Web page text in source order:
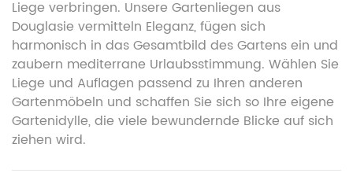
Liege verbringen. Unsere Gartenliegen aus
Douglasie vermitteln Eleganz, fügen sich
harmonisch in das Gesamtbild des Gartens ein und
zaubern mediterrane Urlaubsstimmung. Wählen Sie
Liege und Auflagen passend zu Ihren anderen
Gartenmöbeln und schaffen Sie sich so Ihre eigene
Gartenidylle, die viele bewundernde Blicke auf sich
ziehen wird.